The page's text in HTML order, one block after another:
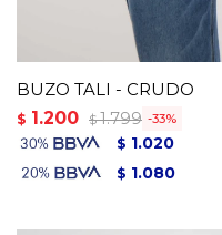
BUZO TALI - CRUDO
$ 1.200 $ 1.799 33
$ 1.020
$ 1.080